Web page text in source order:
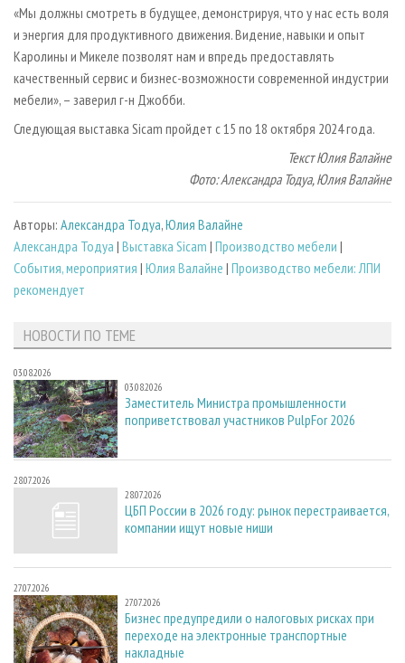
«Мы должны смотреть в будущее, демонстрируя, что у нас есть воля
и энергия для продуктивного движения. Видение, навыки и опыт
Каролины и Микеле позволят нам и впредь предоставлять
качественный сервис и бизнес-возможности современной индустрии
мебели», – заверил г-н Джобби.
Следующая выставка Sicam пройдет с 15 по 18 октября 2024 года.
Текст Юлия Валайне
Фото: Александра Тодуа, Юлия Валайне
Авторы: Александра Тодуа,Юлия Валайне
Александра Тодуа | Выставка Sicam | Производство мебели |
События, мероприятия | Юлия Валайне | Производство мебели: ЛПИ
рекомендует
НОВОСТИ ПО ТЕМЕ
03.08.2026
03.08.2026
Заместитель Министра промышленности
поприветствовал участников PulpFor 2026
28.07.2026
28.07.2026
ЦБП России в 2026 году: рынок перестраивается,
компании ищут новые ниши
27.07.2026
27.07.2026
Бизнес предупредили о налоговых рисках при
переходе на электронные транспортные
накладные